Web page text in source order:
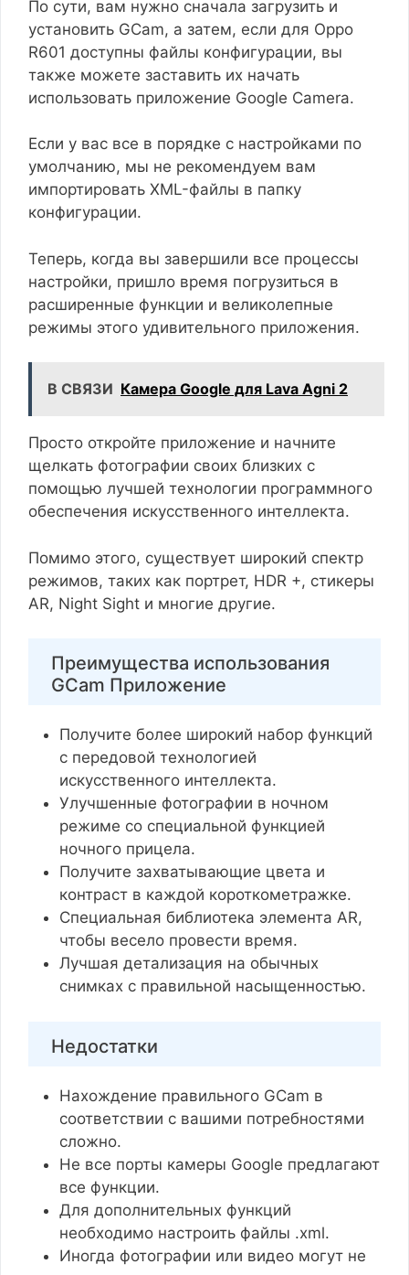
По сути, вам нужно сначала загрузить и
установить GCam, а затем, если для Oppo
R601 доступны файлы конфигурации, вы
также можете заставить их начать
использовать приложение Google Camera.
Если у вас все в порядке с настройками по
умолчанию, мы не рекомендуем вам
импортировать XML-файлы в папку
конфигурации.
Теперь, когда вы завершили все процессы
настройки, пришло время погрузиться в
расширенные функции и великолепные
режимы этого удивительного приложения.
В СВЯЗИ Камера Google для Lava Agni 2
Просто откройте приложение и начните
щелкать фотографии своих близких с
помощью лучшей технологии программного
обеспечения искусственного интеллекта.
Помимо этого, существует широкий спектр
режимов, таких как портрет, HDR +, стикеры
AR, Night Sight и многие другие.
Преимущества использования
GCam Приложение
Получите более широкий набор функций
с передовой технологией
искусственного интеллекта.
Улучшенные фотографии в ночном
режиме со специальной функцией
ночного прицела.
Получите захватывающие цвета и
контраст в каждой короткометражке.
Специальная библиотека элемента AR,
чтобы весело провести время.
Лучшая детализация на обычных
снимках с правильной насыщенностью.
Недостатки
Нахождение правильного GCam в
соответствии с вашими потребностями
сложно.
Не все порты камеры Google предлагают
все функции.
Для дополнительных функций
необходимо настроить файлы .xml.
Иногда фотографии или видео могут не